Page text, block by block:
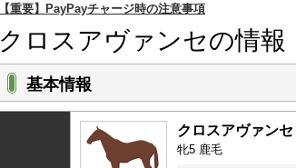
【重要】PayPayチャージ時の注意事項
クロスアヴァンセの情報
基本情報
クロスアヴァンセ
牝5 鹿毛